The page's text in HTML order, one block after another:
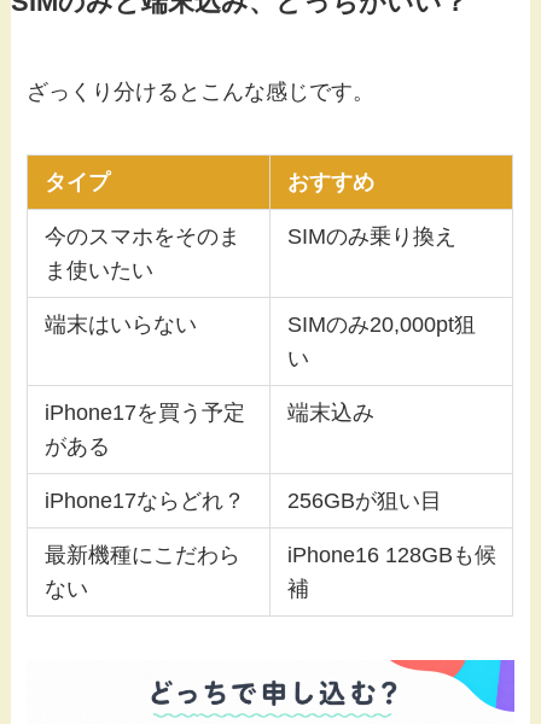
ざっくり分けるとこんな感じです。
タイプ おすすめ
今のスマホをそのま
ま使いたい
SIMのみ乗り換え
端末はいらない
SIMのみ20,000pt狙
い
iPhone17を買う予定
がある
端末込み
iPhone17ならどれ？ 256GBが狙い目
最新機種にこだわら
ない
iPhone16 128GBも候
補